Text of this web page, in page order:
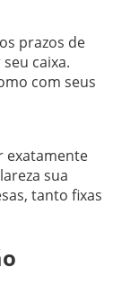
prazos de
caixa.
com seus
exatamente
sua
tanto fixas